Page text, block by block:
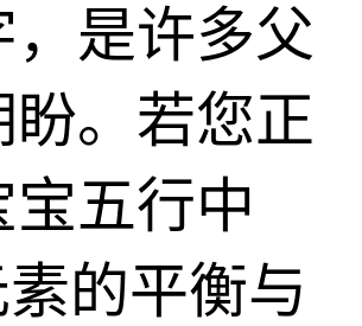
，是许多父
盼。若您正
宝五行中
素的平衡与